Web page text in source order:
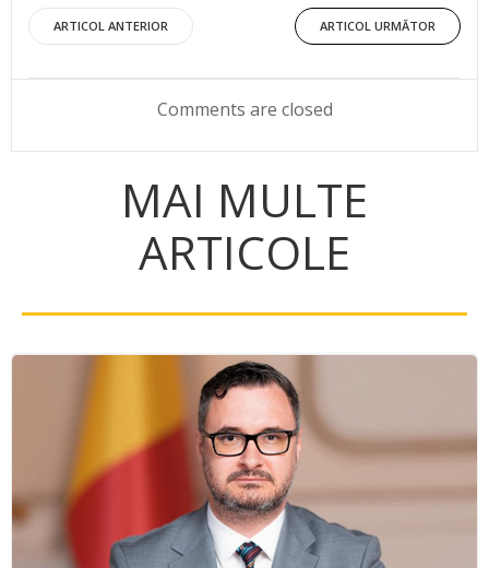
Post
navigation
ARTICOL ANTERIOR
Post
navigation
ARTICOL URMĂTOR
Comments are closed
MAI MULTE
ARTICOLE